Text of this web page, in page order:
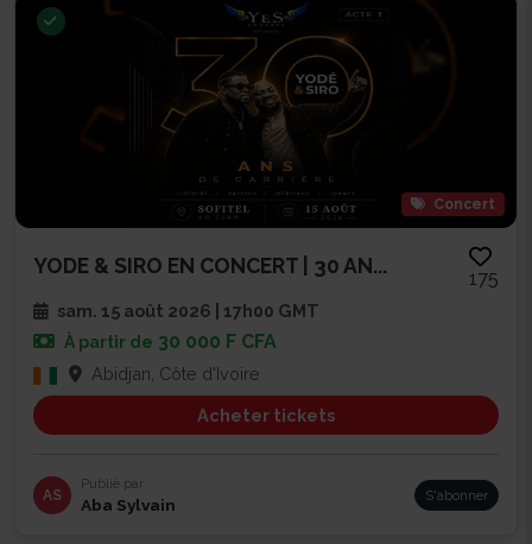
Concert
YODE & SIRO EN CONCERT | 30 AN...
175
sam. 15 août 2026 | 17h00 GMT
À partir de 30 000 F CFA
Abidjan, Côte d'Ivoire
Acheter tickets
AS
Publié par
Aba Sylvain S'abonner